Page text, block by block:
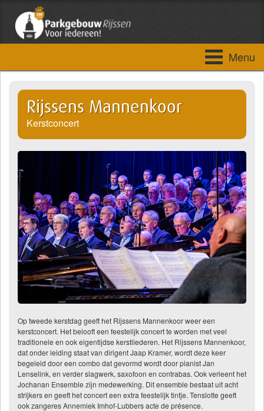
Menu
Rijssens Mannenkoor
Kerstconcert
Op tweede kerstdag geeft het Rijssens Mannenkoor weer een
kerstconcert. Het belooft een feestelijk concert te worden met veel
traditionele en ook eigentijdse kerstliederen. Het Rijssens Mannenkoor,
dat onder leiding staat van dirigent Jaap Kramer, wordt deze keer
begeleid door een combo dat gevormd wordt door pianist Jan
Lenselink, en verder slagwerk, saxofoon en contrabas. Ook verleent het
Jochanan Ensemble zijn medewerking. Dit ensemble bestaat uit acht
strijkers en geeft het concert een extra feestelijk tintje. Tenslotte geeft
ook zangeres Annemiek Imhof-Lubbers acte de présence.